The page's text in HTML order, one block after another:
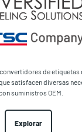
de etiquetas
satisfacen diversas
suministros OEM.
Explorar